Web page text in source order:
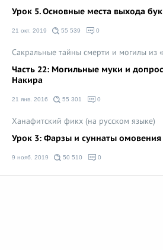
Урок 5. Основные места выхода
21 окт. 2019 55 539 0
Сакральные тайны смерти и могилы из
Часть 22: Могильные муки и
Накира
21 янв. 2016 55 301 0
Ханафитский фикх (на русском языке)
Урок 3: Фарзы и суннаты омовения
9 нояб. 2019 50 510 0